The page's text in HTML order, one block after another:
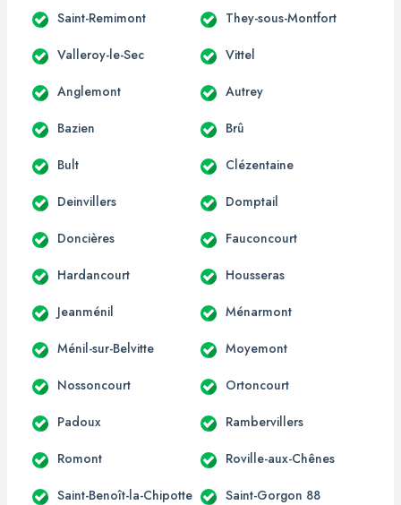
Saint-Remimont They-sous-Montfort
Valleroy-le-Sec Vittel
Anglemont Autrey
Bazien Brû
Bult Clézentaine
Deinvillers Domptail
Doncières Fauconcourt
Hardancourt Housseras
Jeanménil Ménarmont
Ménil-sur-Belvitte Moyemont
Nossoncourt Ortoncourt
Padoux Rambervillers
Romont Roville-aux-Chênes
Saint-Benoît-la-Chipotte Saint-Gorgon 88